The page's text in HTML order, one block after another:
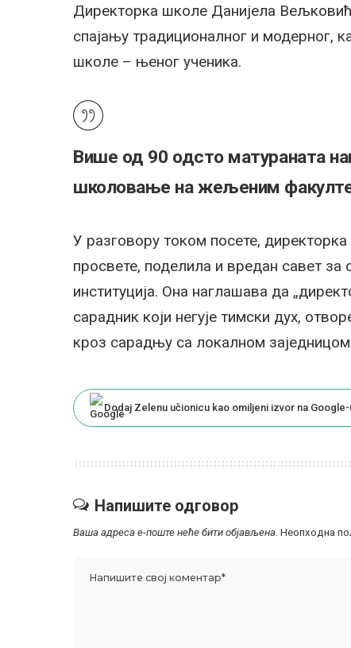
Директорка школе Данијела
спајању традиционалног и модерног,
школе – њеног ученика.
Више од 90 одсто матураната
школовање на жељеним
У разговору током посете,
просвете, поделила и вредан савет за
институција. Она наглашава да
сарадник који негује тимски дух,
кроз сарадњу са локалном
Dodaj Zelenu učionicu kao omiljeni izvor na Google-
Напишите одговор
Ваша адреса е-поште неће бити објављена. Неопходна